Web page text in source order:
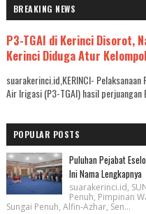
BREAKING NEWS
P3-TGAI di Kerinci Disorot,
Kerinci Diduga Atur
suarakerinci.id,KERINCI-
Air Irigasi (P3-TGAI) hasil perjuangan
POPULAR POSTS
Puluhan Pejabat
Ini Nama Lengkapnya
suarakerinci.id,
Penuh, Pimpinan
Sungai Penuh, Alfin-Azhar, Sen...